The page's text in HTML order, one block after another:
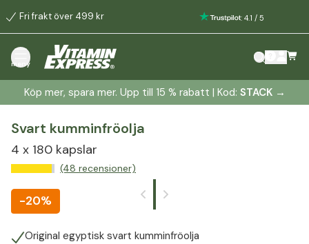
Fri frakt över 499 kr : 4.1 / 5
meny
Köp mer, spara mer. Upp till 15 % rabatt | Kod: STACK→
Svart kumminfröolja
4 x 180 kapslar
(48 recensioner)
-20%
Original egyptisk svart kumminfröolja